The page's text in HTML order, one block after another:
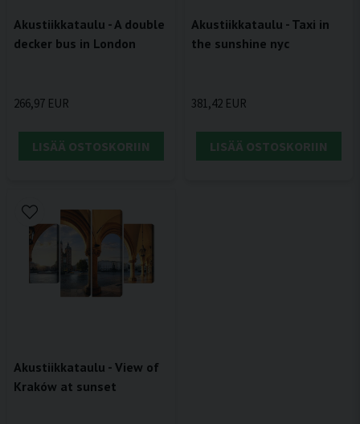
Akustiikkataulu - A double
decker bus in London
266,97 EUR
LISÄÄ OSTOSKORIIN
Akustiikkataulu - Taxi in
the sunshine nyc
381,42 EUR
LISÄÄ OSTOSKORIIN
Akustiikkataulu - View of
Kraków at sunset